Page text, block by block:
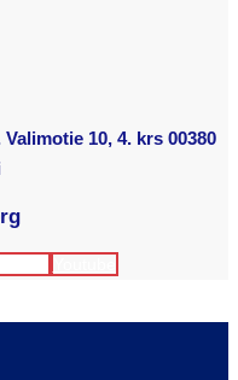
10, 4. krs 00380